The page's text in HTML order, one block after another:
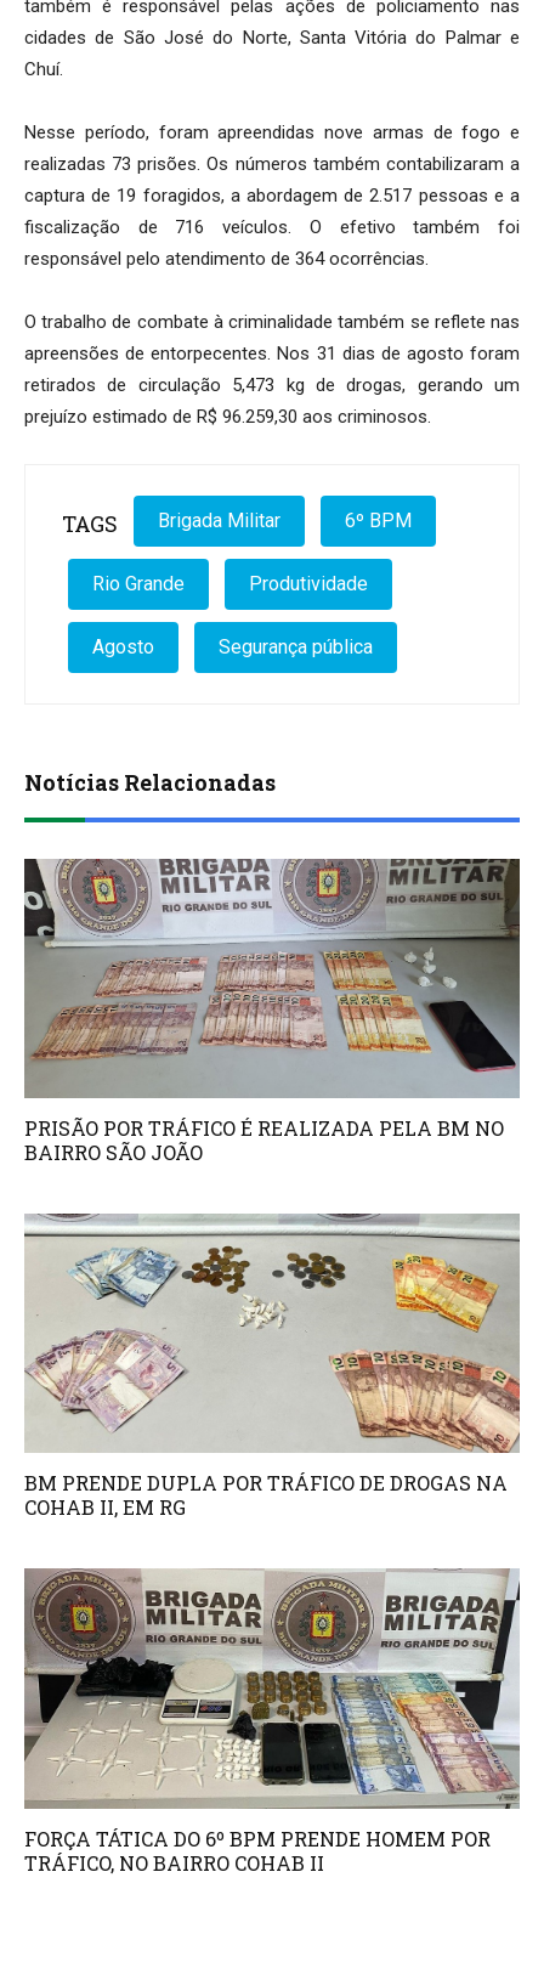
também é responsável pelas ações de policiamento nas
cidades de São José do Norte, Santa Vitória do Palmar e
Chuí.
Nesse período, foram apreendidas nove armas de fogo e
realizadas 73 prisões. Os números também contabilizaram a
captura de 19 foragidos, a abordagem de 2.517 pessoas e a
fiscalização de 716 veículos. O efetivo também foi
responsável pelo atendimento de 364 ocorrências.
O trabalho de combate à criminalidade também se reflete nas
apreensões de entorpecentes. Nos 31 dias de agosto foram
retirados de circulação 5,473 kg de drogas, gerando um
prejuízo estimado de R$ 96.259,30 aos criminosos.
TAGS Brigada Militar 6º BPM
Rio Grande Produtividade
Agosto Segurança pública
Notícias Relacionadas
PRISÃO POR TRÁFICO É REALIZADA PELA BM NO
BAIRRO SÃO JOÃO
BM PRENDE DUPLA POR TRÁFICO DE DROGAS NA
COHAB II, EM RG
FORÇA TÁTICA DO 6º BPM PRENDE HOMEM POR
TRÁFICO, NO BAIRRO COHAB II